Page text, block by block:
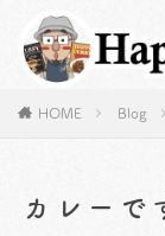
HOME Blog
カレー